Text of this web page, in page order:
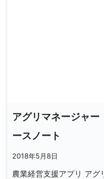
アグリマネージャ
ースノート
2018年5月8日
農業経営支援アプリ アグ